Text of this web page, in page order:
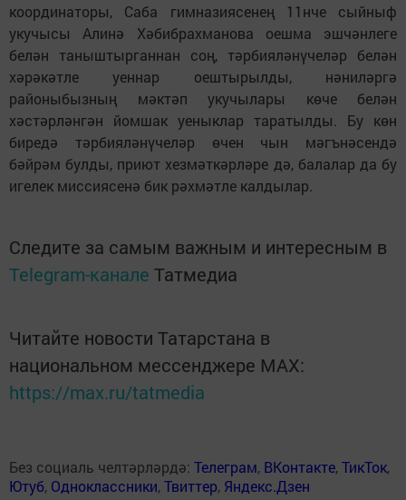
координаторы, Саба гимназиясенең 11нче сыйныф
укучысы Алинә Хәбибрахманова оешма эшчәнлеге
белән таныштырганнан соң, тәрбияләнүчеләр белән
хәрәкәтле уеннар оештырылды, нәниләргә
районыбызның мәктәп укучылары көче белән
хәстәрләнгән йомшак уеныклар таратылды. Бу көн
биредә тәрбияләнүчеләр өчен чын мәгънәсендә
бәйрәм булды, приют хезмәткәрләре дә, балалар да бу
игелек миссиясенә бик рәхмәтле калдылар.
Следите за самым важным и интересным в
Telegram-канале Татмедиа
Читайте новости Татарстана в
национальном мессенджере MАХ:
https://max.ru/tatmedia
Без социаль челтәрләрдә: Телеграм, ВКонтакте,ТикТок,
Ютуб, Одноклассники,Твиттер, Яндекс.Дзен